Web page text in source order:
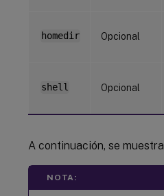
homedir Opcional
shell Opcional
A continuación, se
NOTA: